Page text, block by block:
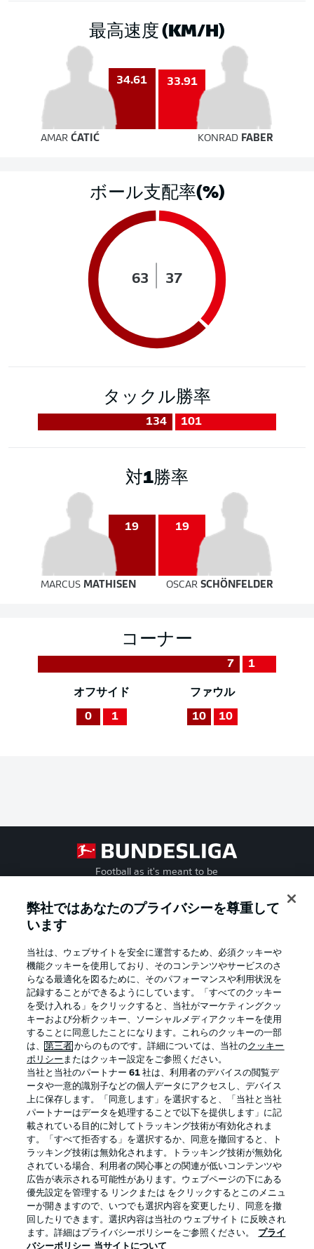
最高速度 (KM/H)
34.61 33.91
AMAR ĆATIĆ KONRAD FABER
ボール支配率(%)
63 37
タックル勝率
134 101
対1勝率
19 19
MARCUS MATHISEN OSCARSCHÖNFELDER
コーナー
7 1
オフサイド
0 1
ファウル
10 10
Football as it's meant to be
Official Partners
プライバシー・ポリシー 優先設定を管理する
利用条件 放送局
求人 選手
弊社ではあなたのプライバシーを尊重して
います
当社は、ウェブサイトを安全に運営するため、必須クッキーや
機能クッキーを使用しており、そのコンテンツやサービスのさ
らなる最適化を図るために、そのパフォーマンスや利用状況を
記録することができるようにしています。「すべてのクッキー
を受け入れる」をクリックすると、当社がマーケティングクッ
キーおよび分析クッキー、ソーシャルメディアクッキーを使用
することに同意したことになります。これらのクッキーの一部
は、第三者 からのものです。詳細については、当社のクッキー
ポリシー またはクッキー設定をご参照ください。
当社と当社のパートナー61 社は、利用者のデバイスの閲覧デ
ータや一意的識別子などの個人データにアクセスし、デバイス
上に保存します。「同意します」を選択すると、「当社と当社
パートナーはデータを処理することで以下を提供します」に記
載されている目的に対してトラッキング技術が有効化されま
す。「すべて拒否する」を選択するか、同意を撤回すると、ト
ラッキング技術は無効化されます。トラッキング技術が無効化
されている場合、利用者の関心事との関連が低いコンテンツや
広告が表示される可能性があります。ウェブページの下にある
優先設定を管理する リンクまたは をクリックするとこのメニュ
ーが開きますので、いつでも選択内容を変更したり、同意を撤
回したりできます。選択内容は当社の ウェブサイト に反映され
ます。詳細はプライバシーポリシーをご参照ください。
プライ
バシーポリシー 当サイトについて